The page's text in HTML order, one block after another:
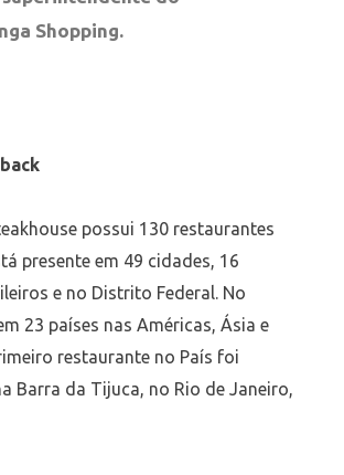
Shopping.
possui 130 restaurantes
presente em 49 cidades, 16
e no Distrito Federal. No
23 países nas Américas, Ásia e
restaurante no País foi
Barra da Tijuca, no Rio de Janeiro,